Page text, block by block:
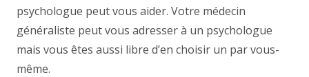
psychologue peut vous aider. Votre médecin
généraliste peut vous adresser à un psychologue
mais vous êtes aussi libre d’en choisir un par vous-
même.